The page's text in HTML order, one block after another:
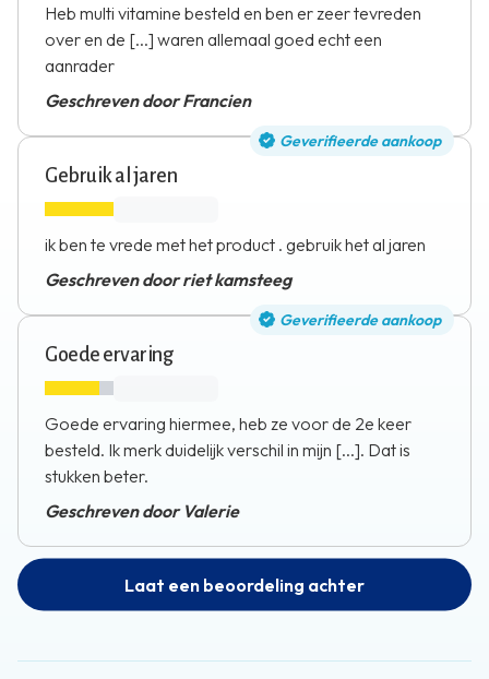
Heb multi vitamine besteld en ben er zeer tevreden
over en de [...] waren allemaal goed echt een
aanrader
Geschreven door Francien
Geverifieerde aankoop
Gebruik al jaren
ik ben te vrede met het product . gebruik het al jaren
Geschreven door riet kamsteeg
Geverifieerde aankoop
Goede ervaring
Goede ervaring hiermee, heb ze voor de 2e keer
besteld. Ik merk duidelijk verschil in mijn [...]. Dat is
stukken beter.
Geschreven door Valerie
Laat een beoordeling achter